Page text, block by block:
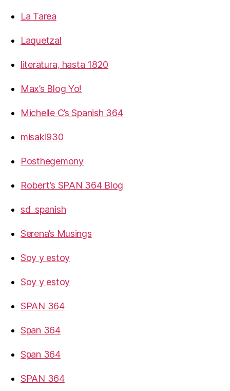
La Tarea
Laquetzal
literatura, hasta 1820
Max’s Blog Yo!
Michelle C’s Spanish 364
misaki930
Posthegemony
Robert’s SPAN 364 Blog
sd_spanish
Serena’s Musings
Soy y estoy
Soy y estoy
SPAN 364
Span 364
Span 364
SPAN 364